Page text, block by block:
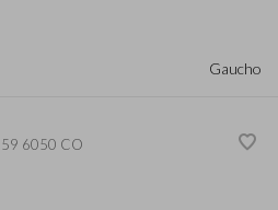
Gaucho
59 6050 CO